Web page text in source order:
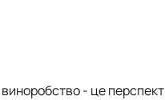
- це